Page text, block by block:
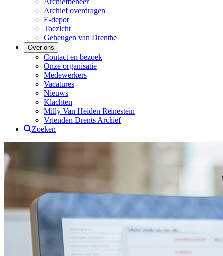
Archiefbeheer
Archief overdragen
E-depot
Toezicht
Geheugen van Drenthe
Over ons
Contact en bezoek
Onze organisatie
Medewerkers
Vacatures
Nieuws
Klachten
Milly Van Heiden Reinestein
Vrienden Drents Archief
Zoeken
Drents Archief